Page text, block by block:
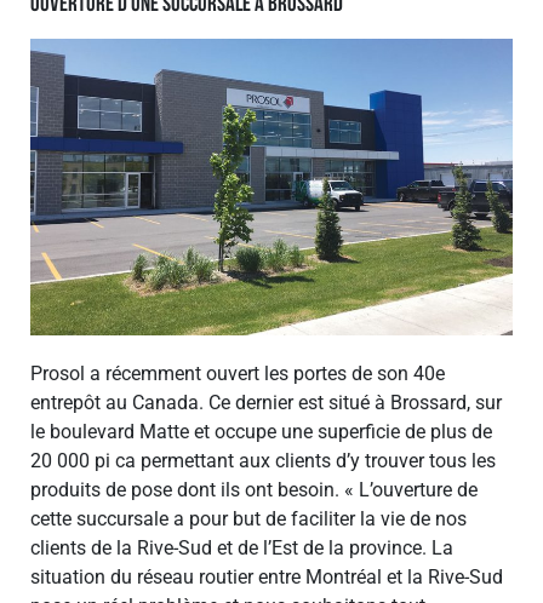
Prosol a récemment ouvert les portes de son 40e
entrepôt au Canada. Ce dernier est situé à Brossard, sur
le boulevard Matte et occupe une superficie de plus de
20 000 pi ca permettant aux clients d’y trouver tous les
produits de pose dont ils ont besoin. « L’ouverture de
cette succursale a pour but de faciliter la vie de nos
clients de la Rive-Sud et de l’Est de la province. La
situation du réseau routier entre Montréal et la Rive-Sud